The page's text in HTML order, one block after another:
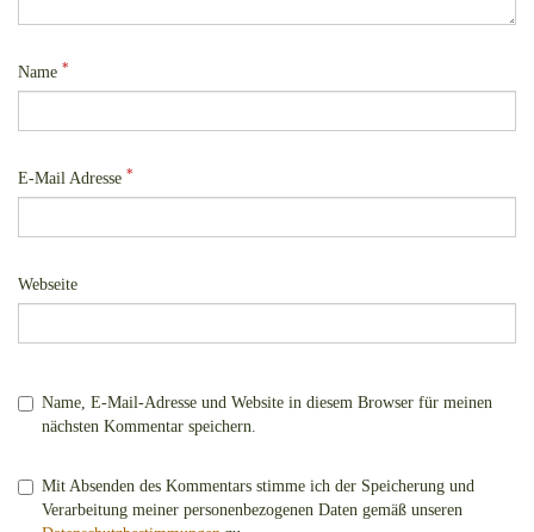
Name *
E-Mail Adresse *
Webseite
Name, E-Mail-Adresse und Website in diesem Browser für meinen
nächsten Kommentar speichern.
Mit Absenden des Kommentars stimme ich der Speicherung und
Verarbeitung meiner personenbezogenen Daten gemäß unseren